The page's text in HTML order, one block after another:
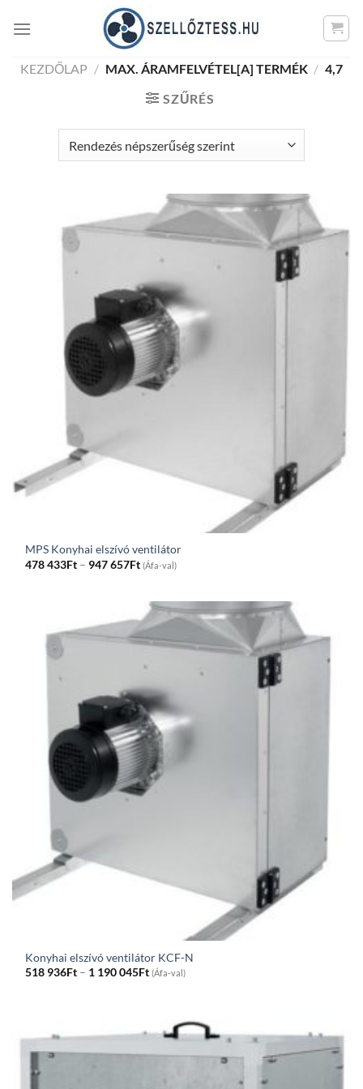
KEZDŐLAP / MAX. ÁRAMFELVÉTEL[A] TERMÉK / 4,7
SZŰRÉS
MPS Konyhai elszívó ventilátor
478 433Ft – 947 657FtPrice
range:
through
947
657Ft
(Áfa-val)
Konyhai elszívó ventilátor KCF-N
518 936Ft – 1 190 045FtPrice
range:
190
(Áfa-val)